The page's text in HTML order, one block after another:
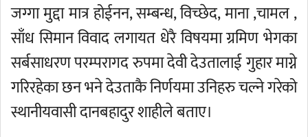
जग्गा मुद्दा मात्र होईनन, सम्बन्ध, विच्छेद, माना ,चामल ,
साँध सिमान विवाद लगायत धेरै विषयमा ग्रमिण भेगका
सर्बसाधरण परम्परागद रुपमा देवी देउतालाई गुहार माग्ने
गरिरहेका छन भने देउताकै निर्णयमा उनिहरु चल्ने गरेको
स्थानीयवासी दानबहादुर शाहीले बताए।